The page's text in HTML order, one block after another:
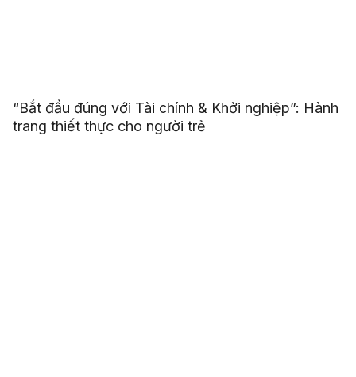
“Bắt đầu đúng với Tài chính & Khởi nghiệp”: Hành
trang thiết thực cho người trẻ